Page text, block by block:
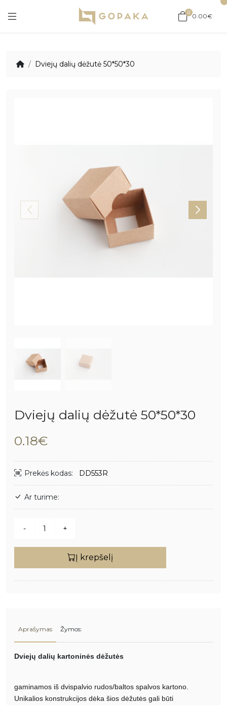
0 0.00€
Dviejų dalių dėžutė 50*50*30
Dviejų dalių dėžutė 50*50*30
0.18€
Prekės kodas: DD553R
Ar turime:
Į krepšelį
Aprašymas Žymos:
Dviejų dalių kartoninės dėžutės
gaminamos iš dvispalvio rudos/baltos spalvos kartono.
Unikalios konstrukcijos dėka šios dėžutės gali būti